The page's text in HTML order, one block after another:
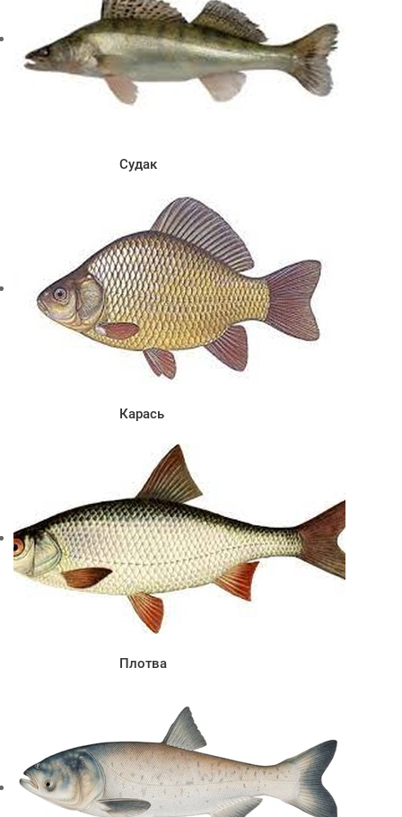
Cудак
Карась
Плотва